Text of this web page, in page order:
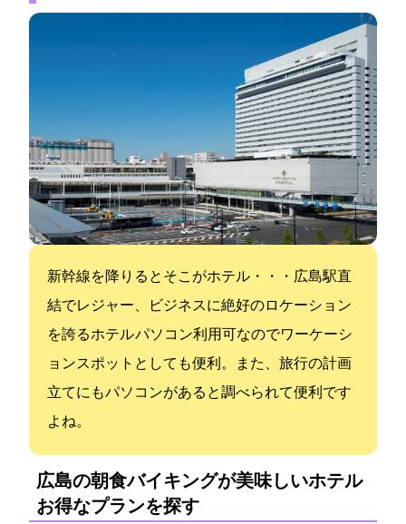
新幹線を降りるとそこがホテル・・・広島駅直
結でレジャー、ビジネスに絶好のロケーション
を誇るホテル パソコン利用可なのでワーケーシ
ョンスポットとしても便利。また、旅行の計画
立てにもパソコンがあると調べられて便利です
よね。
広島の朝食バイキングが美味しいホテル:
お得なプランを探す